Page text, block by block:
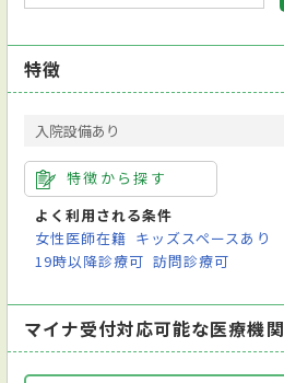
特徴
入院設備あり
特徴から探す
よく利用される条件
女性医師在籍 キッズスペースあり
19時以降診療可 訪問診療可
マイナ受付対応可能な医療機関